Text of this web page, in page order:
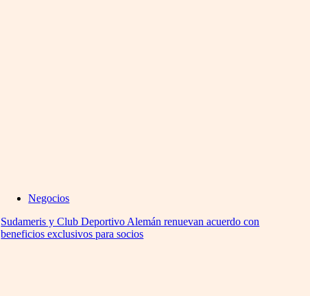
Negocios
Sudameris y Club Deportivo Alemán renuevan acuerdo con
beneficios exclusivos para socios